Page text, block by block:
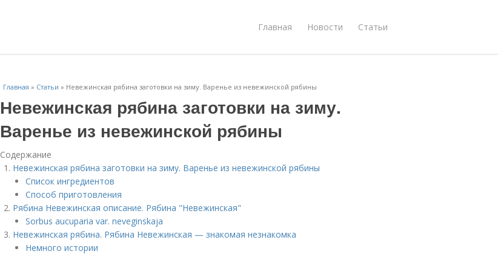
Главная Новости Статьи
Главная » Статьи » Невежинская рябина заготовки на зиму. Варенье из невежинской рябины
Невежинская рябина заготовки на зиму.
Варенье из невежинской рябины
Содержание
Невежинская рябина заготовки на зиму. Варенье из невежинской рябины
Список ингредиентов
Способ приготовления
Рябина Невежинская описание. Рябина "Невежинская"
Sorbus aucuparia var. neveginskaja
Невежинская рябина. Рябина Невежинская — знакомая незнакомка
Немного истории